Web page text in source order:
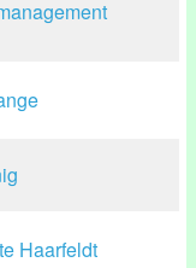
Haarfeldt